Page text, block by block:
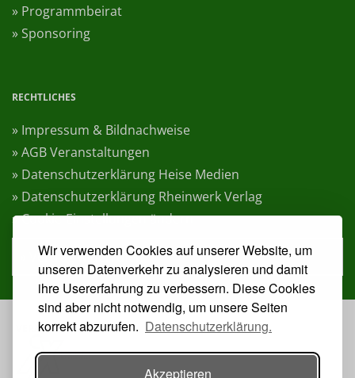
Wir verwenden Cookies auf unserer Website, um
unseren Datenverkehr zu analysieren und damit
ihre Usererfahrung zu verbessern. Diese Cookies
sind aber nicht notwendig, um unsere Seiten
korrekt abzurufen. Datenschutzerklärung.
Akzeptieren
» Programmbeirat
» Sponsoring
RECHTLICHES
» Impressum & Bildnachweise
» AGB Veranstaltungen
» Datenschutzerklärung Heise Medien
» Datenschutzerklärung Rheinwerk Verlag
» Cookie-Einstellungen ändern
» Vertrag widerrufen
VERANSTALTER: